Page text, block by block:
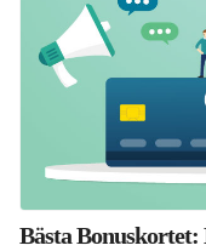
Bästa